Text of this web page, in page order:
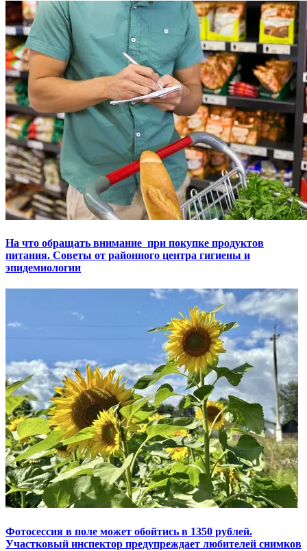
На что обращать внимание при покупке продуктов
питания. Советы от районного центра гигиены и
эпидемиологии
Фотосессия в поле может обойтись в 1350 рублей.
Участковый инспектор предупреждает любителей снимков